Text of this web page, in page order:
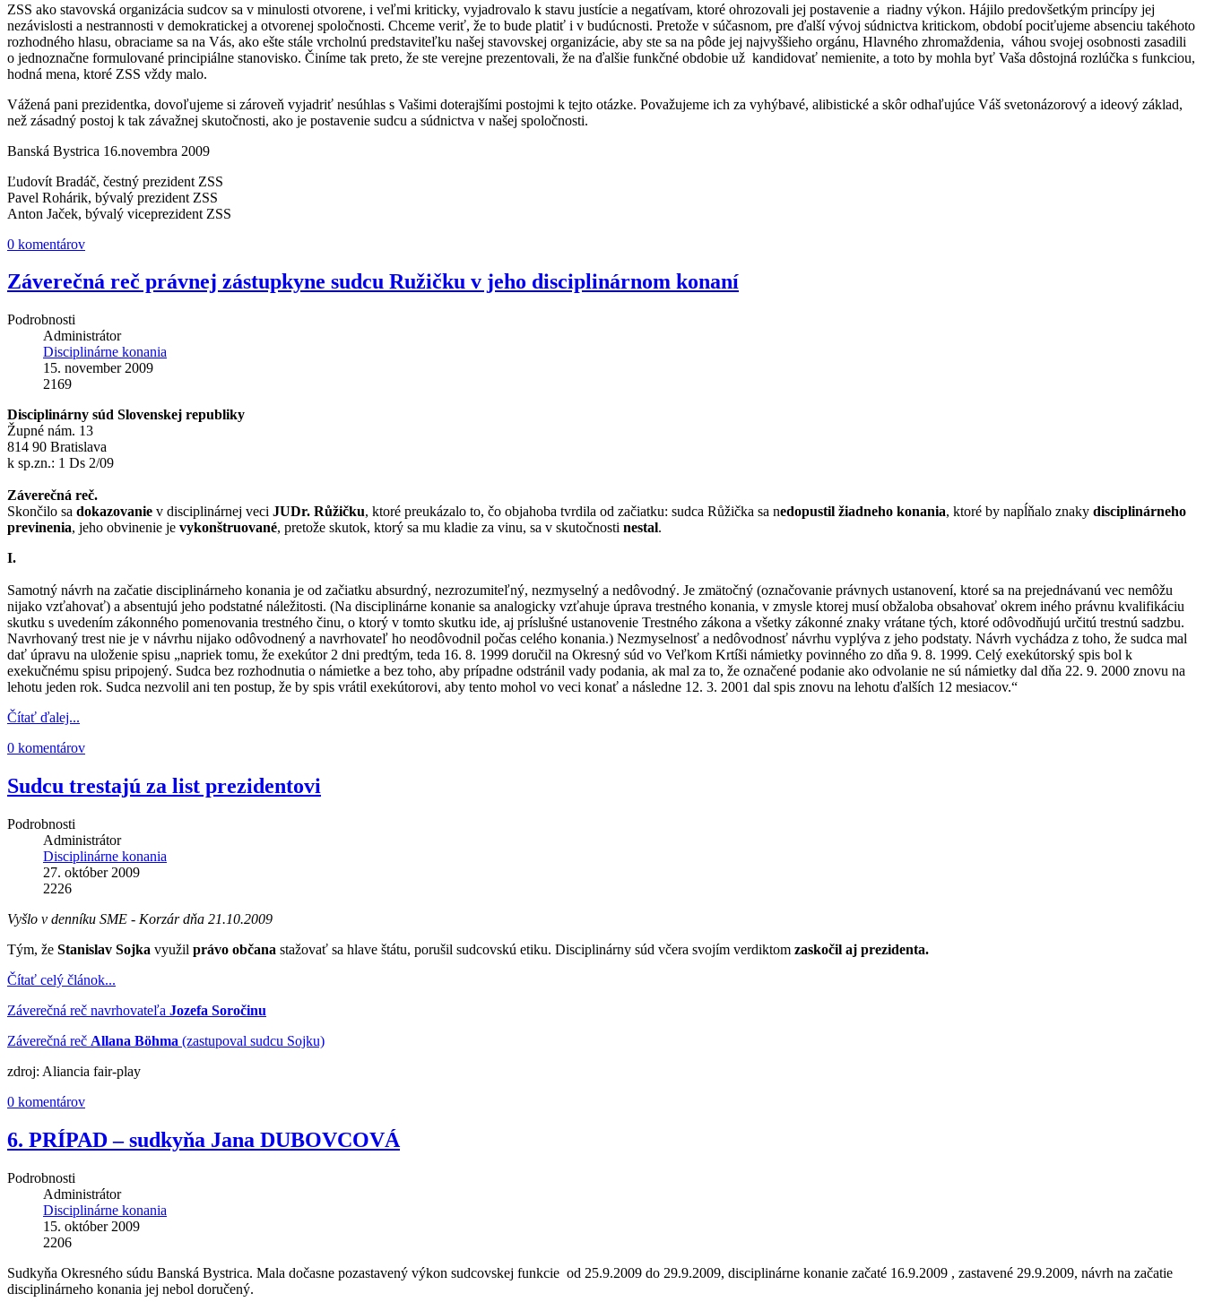
ZSS ako stavovská organizácia sudcov sa v minulosti otvorene, i veľmi kriticky, vyjadrovalo k stavu justície a negatívam, ktoré ohrozovali jej postavenie a riadny výkon. Hájilo predovšetkým princípy jej
nezávislosti a nestrannosti v demokratickej a otvorenej spoločnosti. Chceme veriť, že to bude platiť i v budúcnosti. Pretože v súčasnom, pre ďalší vývoj súdnictva kritickom, období pociťujeme absenciu takéhoto
rozhodného hlasu, obraciame sa na Vás, ako ešte stále vrcholnú predstaviteľku našej stavovskej organizácie, aby ste sa na pôde jej najvyššieho orgánu, Hlavného zhromaždenia, váhou svojej osobnosti zasadili
o jednoznačne formulované principiálne stanovisko. Činíme tak preto, že ste verejne prezentovali, že na ďalšie funkčné obdobie už kandidovať nemienite, a toto by mohla byť Vaša dôstojná rozlúčka s funkciou,
hodná mena, ktoré ZSS vždy malo.
Vážená pani prezidentka, dovoľujeme si zároveň vyjadriť nesúhlas s Vašimi doterajšími postojmi k tejto otázke. Považujeme ich za vyhýbavé, alibistické a skôr odhaľujúce Váš svetonázorový a ideový základ,
než zásadný postoj k tak závažnej skutočnosti, ako je postavenie sudcu a súdnictva v našej spoločnosti.
Banská Bystrica 16.novembra 2009
Ľudovít Bradáč, čestný prezident ZSS
Pavel Rohárik, bývalý prezident ZSS
Anton Jaček, bývalý viceprezident ZSS
0 komentárov
Záverečná reč právnej zástupkyne sudcu Ružičku v jeho disciplinárnom konaní
Podrobnosti
Administrátor
Disciplinárne konania
15. november 2009
2169
Disciplinárny súd Slovenskej republiky
Župné nám. 13
814 90 Bratislava
k sp.zn.: 1 Ds 2/09
Záverečná reč.
Skončilo sa dokazovanie v disciplinárnej veci JUDr. Růžičku, ktoré preukázalo to, čo objahoba tvrdila od začiatku: sudca Růžička sa nedopustil žiadneho konania, ktoré by napĺňalo znaky disciplinárneho
previnenia, jeho obvinenie je vykonštruované, pretože skutok, ktorý sa mu kladie za vinu, sa v skutočnosti nestal.
I.
Samotný návrh na začatie disciplinárneho konania je od začiatku absurdný, nezrozumiteľný, nezmyselný a nedôvodný. Je zmätočný (označovanie právnych ustanovení, ktoré sa na prejednávanú vec nemôžu
nijako vzťahovať) a absentujú jeho podstatné náležitosti. (Na disciplinárne konanie sa analogicky vzťahuje úprava trestného konania, v zmysle ktorej musí obžaloba obsahovať okrem iného právnu kvalifikáciu
skutku s uvedením zákonného pomenovania trestného činu, o ktorý v tomto skutku ide, aj príslušné ustanovenie Trestného zákona a všetky zákonné znaky vrátane tých, ktoré odôvodňujú určitú trestnú sadzbu.
Navrhovaný trest nie je v návrhu nijako odôvodnený a navrhovateľ ho neodôvodnil počas celého konania.) Nezmyselnosť a nedôvodnosť návrhu vyplýva z jeho podstaty. Návrh vychádza z toho, že sudca mal
dať úpravu na uloženie spisu „napriek tomu, že exekútor 2 dni predtým, teda 16. 8. 1999 doručil na Okresný súd vo Veľkom Krtíši námietky povinného zo dňa 9. 8. 1999. Celý exekútorský spis bol k
exekučnému spisu pripojený. Sudca bez rozhodnutia o námietke a bez toho, aby prípadne odstránil vady podania, ak mal za to, že označené podanie ako odvolanie ne sú námietky dal dňa 22. 9. 2000 znovu na
lehotu jeden rok. Sudca nezvolil ani ten postup, že by spis vrátil exekútorovi, aby tento mohol vo veci konať a následne 12. 3. 2001 dal spis znovu na lehotu ďalších 12 mesiacov.“
Čítať ďalej...
0 komentárov
Sudcu trestajú za list prezidentovi
Podrobnosti
Administrátor
Disciplinárne konania
27. október 2009
2226
Vyšlo v denníku SME - Korzár dňa 21.10.2009
Tým, že Stanislav Sojka využil právo občana stažovať sa hlave štátu, porušil sudcovskú etiku. Disciplinárny súd včera svojím verdiktom zaskočil aj prezidenta.
Čítať celý článok...
Záverečná reč navrhovateľa Jozefa Soročinu
Záverečná reč Allana Böhma (zastupoval sudcu Sojku)
zdroj: Aliancia fair-play
0 komentárov
6. PRÍPAD – sudkyňa Jana DUBOVCOVÁ
Podrobnosti
Administrátor
Disciplinárne konania
15. október 2009
2206
Sudkyňa Okresného súdu Banská Bystrica. Mala dočasne pozastavený výkon sudcovskej funkcie od 25.9.2009 do 29.9.2009, disciplinárne konanie začaté 16.9.2009 , zastavené 29.9.2009, návrh na začatie
disciplinárneho konania jej nebol doručený.